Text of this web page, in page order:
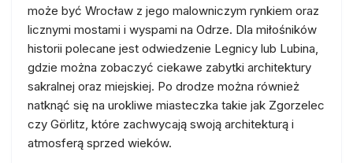
może być Wrocław z jego malowniczym rynkiem oraz
licznymi mostami i wyspami na Odrze. Dla miłośników
historii polecane jest odwiedzenie Legnicy lub Lubina,
gdzie można zobaczyć ciekawe zabytki architektury
sakralnej oraz miejskiej. Po drodze można również
natknąć się na urokliwe miasteczka takie jak Zgorzelec
czy Görlitz, które zachwycają swoją architekturą i
atmosferą sprzed wieków.